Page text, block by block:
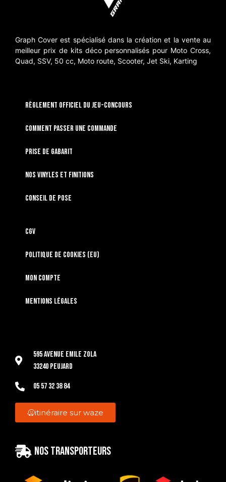
Graph Cover est spécialisé dans la création et la vente au
meilleur prix de kits déco personnalisés pour Moto Cross,
Quad, SSV, 50 cc, Moto route, Scooter, Jet Ski, Karting
RÈGLEMENT OFFICIEL DU JEU-CONCOURS
Comment passer une commande
Prise de gabarit
Nos vinyles et finitions
Conseil de pose
CGV
Politique de cookies (EU)
Mon compte
Mentions légales
595 Avenue Emile Zola
33240 Peujard
05 57 32 38 84
itinéraire sur waze
Nos transporteurs